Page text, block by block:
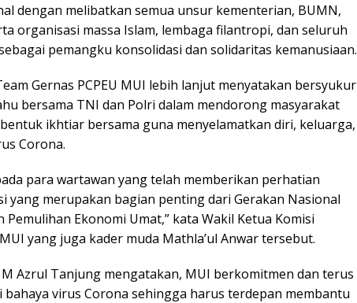
dengan melibatkan semua unsur kementerian, BUMN,
organisasi massa Islam, lembaga filantropi, dan seluruh
pemangku konsolidasi dan solidaritas kemanusiaan.
Gernas PCPEU MUI lebih lanjut menyatakan bersyukur
bersama TNI dan Polri dalam mendorong masyarakat
ikhtiar bersama guna menyelamatkan diri, keluarga,
Corona.
para wartawan yang telah memberikan perhatian
yang merupakan bagian penting dari Gerakan Nasional
Pemulihan Ekonomi Umat,” kata Wakil Ketua Komisi
yang juga kader muda Mathla’ul Anwar tersebut.
Azrul Tanjung mengatakan, MUI berkomitmen dan terus
virus Corona sehingga harus terdepan membantu